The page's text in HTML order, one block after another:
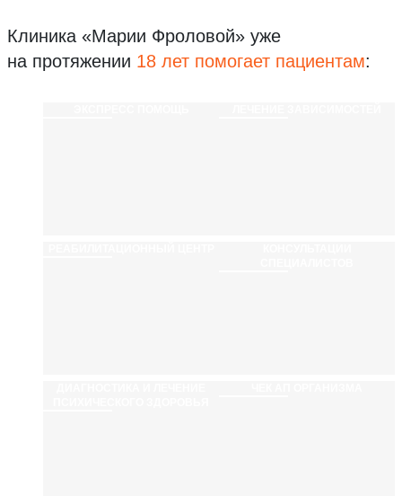
Клиника «Марии Фроловой» уже
на протяжении 18 лет помогает пациентам: